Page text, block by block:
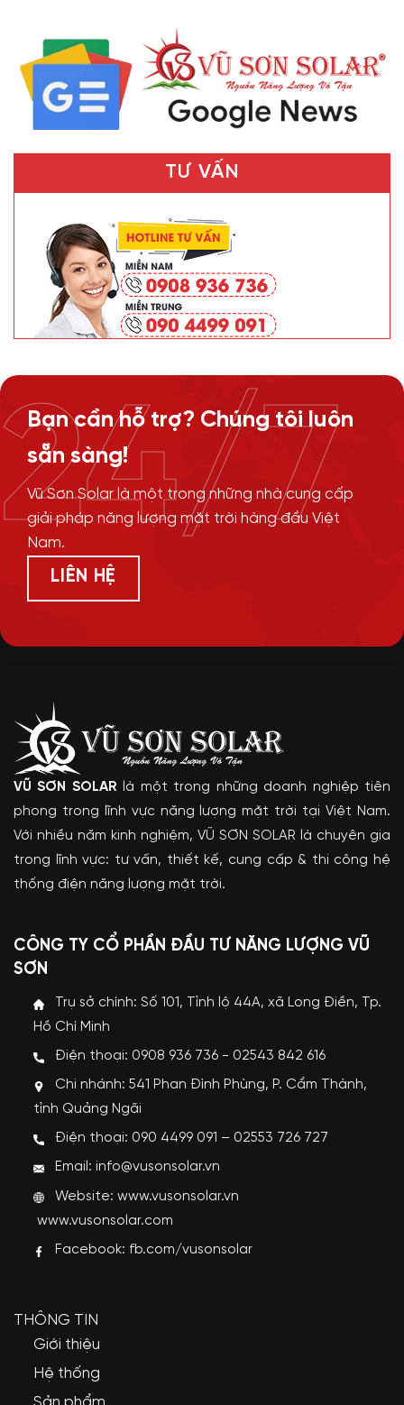
TƯ VẤN
Bạn cần hỗ trợ? Chúng tôi luôn
sẵn sàng!
Vũ Sơn Solar là một trong những nhà cung cấp
giải pháp năng lượng mặt trời hàng đầu Việt
Nam.
LIÊN HỆ
24/7
VŨ SƠN SOLAR là một trong những doanh nghiệp tiên
phong trong lĩnh vực năng lượng mặt trời tại Việt Nam.
Với nhiều năm kinh nghiệm, VŨ SƠN SOLAR là chuyên gia
trong lĩnh vực: tư vấn, thiết kế, cung cấp & thi công hệ
thống điện năng lượng mặt trời.
CÔNG TY CỔ PHẦN ĐẦU TƯ NĂNG LƯỢNG VŨ
SƠN
Trụ sở chính: Số 101, Tỉnh lộ 44A, xã Long Điền, Tp.
Hồ Chí Minh
Điện thoại: 0908 936 736 - 02543 842 616
Chi nhánh: 541 Phan Đình Phùng, P. Cẩm Thành,
tỉnh Quảng Ngãi
Điện thoại: 090 4499 091 – 02553 726 727
Email: info@vusonsolar.vn
Website:www.vusonsolar.vn
www.vusonsolar.com
Facebook: fb.com/vusonsolar
THÔNG TIN
Giới thiệu
Hệ thống